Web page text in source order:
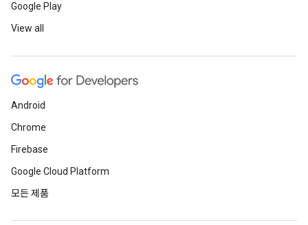
Google Play
View all
Android
Chrome
Firebase
Google Cloud Platform
모든 제품